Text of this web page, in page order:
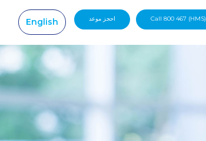
Call 800 467 (HMS) احجز موعد English